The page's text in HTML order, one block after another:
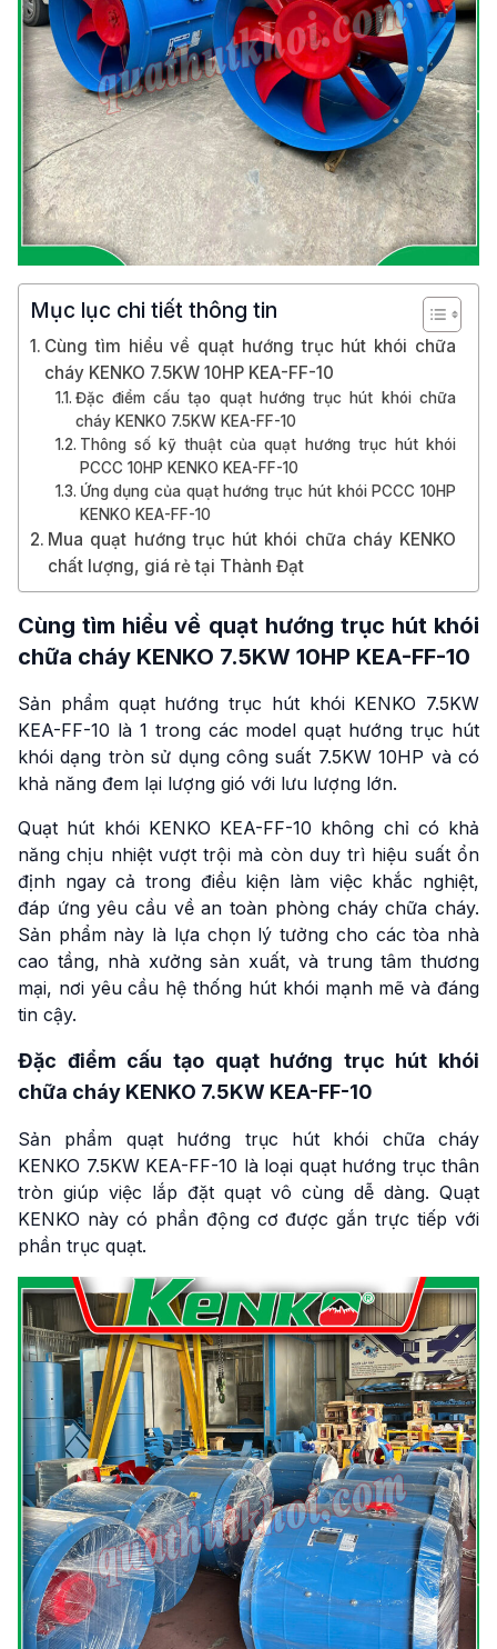
Mục lục chi tiết thông tin
Cùng tìm hiểu về quạt hướng trục hút khói chữa
cháy KENKO 7.5KW 10HP KEA-FF-10
Đặc điểm cấu tạo quạt hướng trục hút khói chữa
cháy KENKO 7.5KW KEA-FF-10
Thông số kỹ thuật của quạt hướng trục hút khói
PCCC 10HP KENKO KEA-FF-10
Ứng dụng của quạt hướng trục hút khói PCCC 10HP
KENKO KEA-FF-10
Mua quạt hướng trục hút khói chữa cháy KENKO
chất lượng, giá rẻ tại Thành Đạt
Cùng tìm hiểu về quạt hướng trục hút khói
chữa cháy KENKO 7.5KW 10HP KEA-FF-10
Sản phẩm quạt hướng trục hút khói KENKO 7.5KW
KEA-FF-10 là 1 trong các model quạt hướng trục hút
khói dạng tròn sử dụng công suất 7.5KW 10HP và có
khả năng đem lại lượng gió với lưu lượng lớn.
Quạt hút khói KENKO KEA-FF-10 không chỉ có khả
năng chịu nhiệt vượt trội mà còn duy trì hiệu suất ổn
định ngay cả trong điều kiện làm việc khắc nghiệt,
đáp ứng yêu cầu về an toàn phòng cháy chữa cháy.
Sản phẩm này là lựa chọn lý tưởng cho các tòa nhà
cao tầng, nhà xưởng sản xuất, và trung tâm thương
mại, nơi yêu cầu hệ thống hút khói mạnh mẽ và đáng
tin cậy.
Đặc điểm cấu tạo quạt hướng trục hút khói
chữa cháy KENKO 7.5KW KEA-FF-10
Sản phẩm quạt hướng trục hút khói chữa cháy
KENKO 7.5KW KEA-FF-10 là loại quạt hướng trục thân
tròn giúp việc lắp đặt quạt vô cùng dễ dàng. Quạt
KENKO này có phần động cơ được gắn trực tiếp với
phần trục quạt.